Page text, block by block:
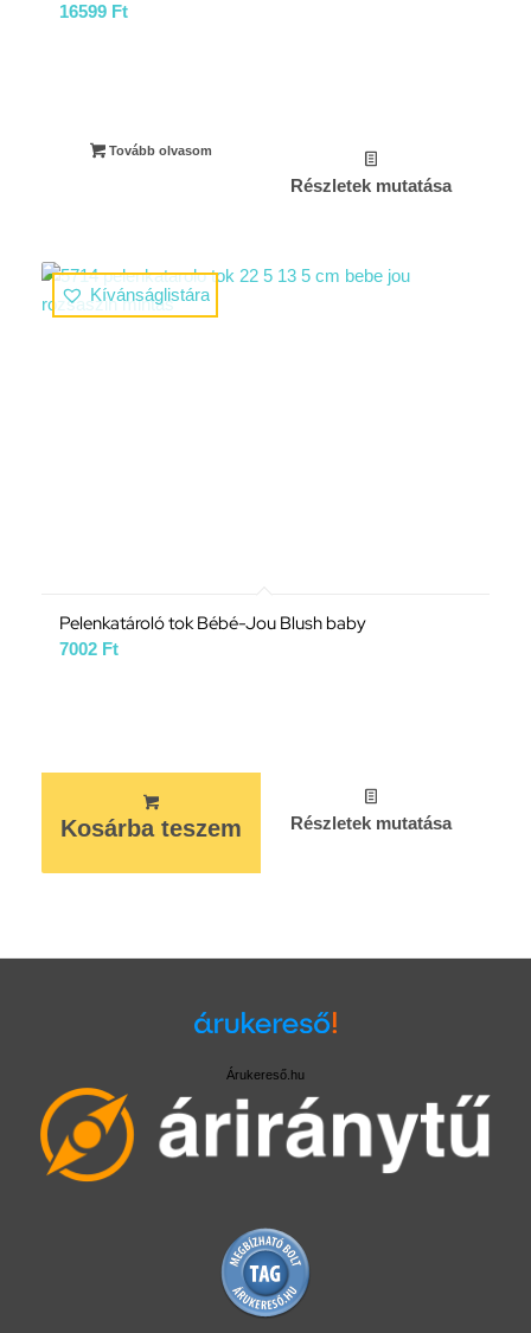
16599 Ft
Tovább olvasom
Részletek mutatása
Kívánságlistára
Pelenkatároló tok Bébé-Jou Blush baby
7002 Ft
Kosárba teszem Részletek mutatása
Árukereső.hu